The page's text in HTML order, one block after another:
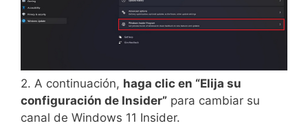
2. A continuación, haga clic en “Elija su
configuración de Insider” para cambiar su
canal de Windows 11 Insider.